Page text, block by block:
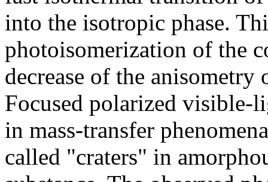
into the isotropic phase.
photoisomerization of the
decrease of the
Focused polarized visible-
in mass-transfer
called "craters" in